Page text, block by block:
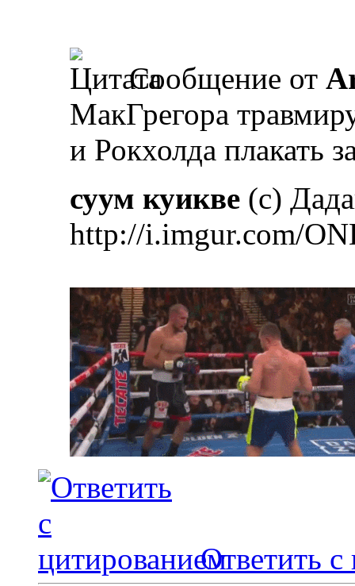
Сообщение от
МакГрегора
и Рокхолда плакать
суум куикве (с)
http://i.imgur.com/
Ответить с